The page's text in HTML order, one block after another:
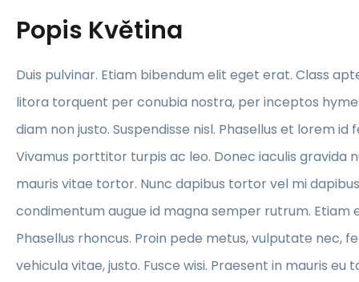
Popis Květina
Duis pulvinar. Etiam bibendum elit eget erat. Class
litora torquent per conubia nostra, per inceptos
diam non justo. Suspendisse nisl. Phasellus et lorem
Vivamus porttitor turpis ac leo. Donec iaculis gravida
mauris vitae tortor. Nunc dapibus tortor vel mi
condimentum augue id magna semper rutrum. Etiam
Phasellus rhoncus. Proin pede metus, vulputate nec,
vehicula vitae, justo. Fusce wisi. Praesent in mauris